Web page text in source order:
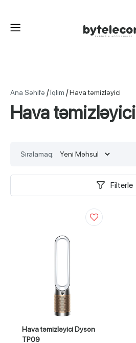
Ana Səhifə /İqlim /Hava təmizləyici
Hava təmizləyici
Sıralamaq:
Filterle
Hava təmizləyici Dyson
TP09